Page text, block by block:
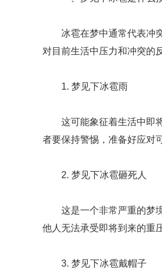
冰雹在梦中通常代表冲
对目前生活中压力和冲突的
1. 梦见下冰雹雨
这可能象征着生活中即
者要保持警惕，准备好应对
2. 梦见下冰雹砸死人
这是一个非常严重的梦
他人无法承受即将到来的重
3. 梦见下冰雹戴帽子